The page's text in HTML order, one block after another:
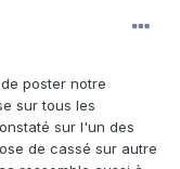
poster notre
sur tous les
sur l'un des
de cassé sur autre